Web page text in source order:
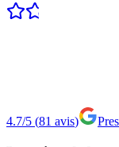
4.7/5 (81 avis)